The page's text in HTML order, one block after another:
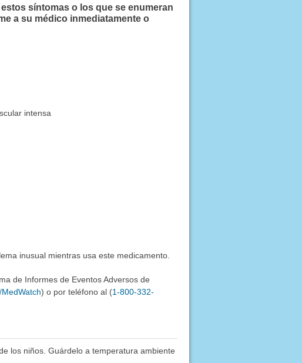
síntomas o los que se enumeran
a su médico inmediatamente o
intensa
inusual mientras usa este medicamento.
de Informes de Eventos Adversos de
) o por teléfono al (1-800-332-
los niños. Guárdelo a temperatura ambiente